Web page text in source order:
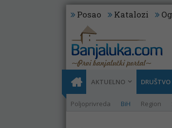
Posao Katalozi
AKTUELNO
Poljoprivreda BiH Region
DRUŠTVO